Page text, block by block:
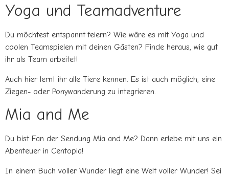
Yoga und Teamadventure
Du möchtest entspannt feiern? Wie wäre es mit Yoga und
coolen Teamspielen mit deinen Gästen? Finde heraus, wie gut
ihr als Team arbeitet!
Auch hier lernt ihr alle Tiere kennen. Es ist auch möglich, eine
Ziegen- oder Ponywanderung zu integrieren.
Mia and Me
Du bist Fan der Sendung Mia and Me? Dann erlebe mit uns ein
Abenteuer in Centopia!
In einem Buch voller Wunder liegt eine Welt voller Wunder! Sei